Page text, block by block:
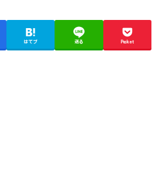
はてブ 送る Pocket